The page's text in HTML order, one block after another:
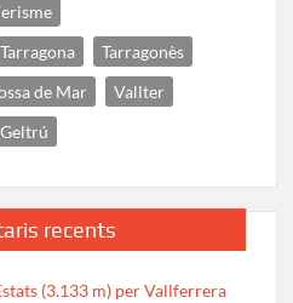
Tarragona
Tarragonès
de Mar
Vallter
recents
(3.133 m) per Vallferrera